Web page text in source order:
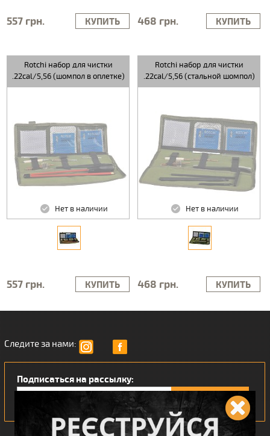
557 грн. КУПИТЬ 468 грн. КУПИТЬ
Rotchi набор для чистки
.22cal/5,56 (шомпол в оплетке)
Нет в наличии
557 грн. КУПИТЬ
Rotchi набор для чистки
.22cal/5,56 (стальной шомпол)
Нет в наличии
468 грн. КУПИТЬ
Следите за нами:
Подписаться на рассылку: